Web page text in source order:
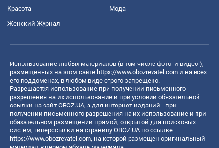
Красота Мода
Женский Журнал
Использование любых материалов (в том числе фото- и видео-),
размещенных на этом сайте https://www.obozrevatel.com и на всех
его поддоменах, в любом виде строго запрещено.
Разрешается использование при получении письменного
разрешения на их использование и при условии обязательной
ссылки на сайт OBOZ.UA, а для интернет-изданий - при
получении письменного разрешения на их использование и при
обязательном размещении прямой, открытой для поисковых
систем, гиперссылки на страницу OBOZ.UA по ссылке
https://www.obozrevatel.com, на которой размещен оригинальный